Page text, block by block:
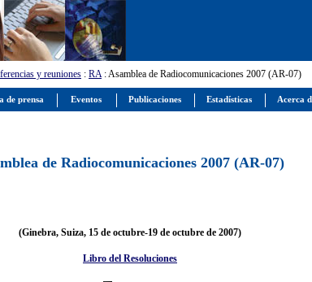
y reuniones : RA: Asamblea de Radiocomunicaciones 2007 (AR-07)
de Radiocomunicaciones 2007 (AR-07)
(Ginebra, Suiza, 15 de octubre-19 de octubre de 2007)
Libro del Resoluciones
de prensa Eventos Publicaciones Estadísticas Acerca